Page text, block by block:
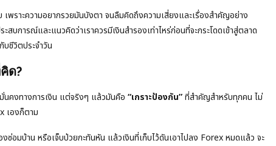
พราะความอยากรวยมันบังตา จนลืมคิดถึงความเสี่ยงและเรื่องสำคัญอย่าง
ะสบการณ์และแนวคิดว่าเราควรมีเงินสำรองเท่าไหร่ก่อนที่จะกระโดดเข้าสู่ตลาด
บชีวิตประจำวัน
ด?
นคงทางการเงิน แต่จริงๆ แล้วมันคือ “เกราะป้องกัน”ที่สำคัญสำหรับทุกคน ไม่
เองก็ตาม
อมบ้าน หรือเจ็บป่วยกะทันหัน แล้วเงินที่เก็บไว้ดันเอาไปลง Forex หมดแล้ว จะ